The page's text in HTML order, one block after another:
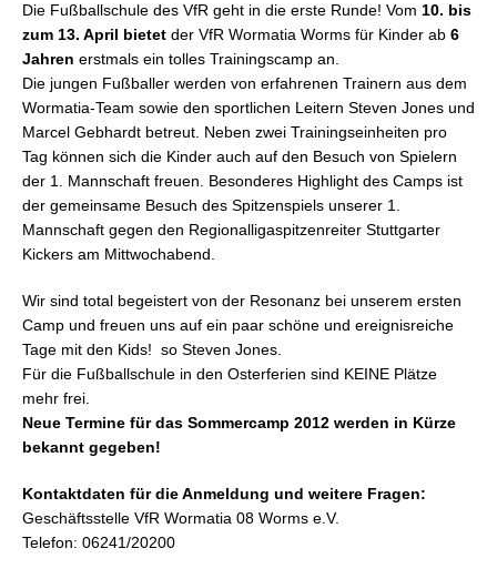
Die Fußballschule des VfR geht in die erste Runde! Vom 10. bis
zum 13. April bietet der VfR Wormatia Worms für Kinder ab 6
Jahren erstmals ein tolles Trainingscamp an.
Die jungen Fußballer werden von erfahrenen Trainern aus dem
Wormatia-Team sowie den sportlichen Leitern Steven Jones und
Marcel Gebhardt betreut. Neben zwei Trainingseinheiten pro
Tag können sich die Kinder auch auf den Besuch von Spielern
der 1. Mannschaft freuen. Besonderes Highlight des Camps ist
der gemeinsame Besuch des Spitzenspiels unserer 1.
Mannschaft gegen den Regionalligaspitzenreiter Stuttgarter
Kickers am Mittwochabend.
Wir sind total begeistert von der Resonanz bei unserem ersten
Camp und freuen uns auf ein paar schöne und ereignisreiche
Tage mit den Kids! so Steven Jones.
Für die Fußballschule in den Osterferien sind KEINE Plätze
mehr frei.
Neue Termine für das Sommercamp 2012 werden in Kürze
bekannt gegeben!
Kontaktdaten für die Anmeldung und weitere Fragen:
Geschäftsstelle VfR Wormatia 08 Worms e.V.
Telefon: 06241/20200